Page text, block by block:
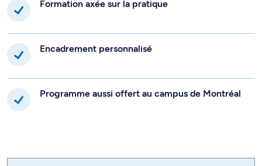
Formation axée sur la pratique
Encadrement personnalisé
Programme aussi offert au campus de Montréal